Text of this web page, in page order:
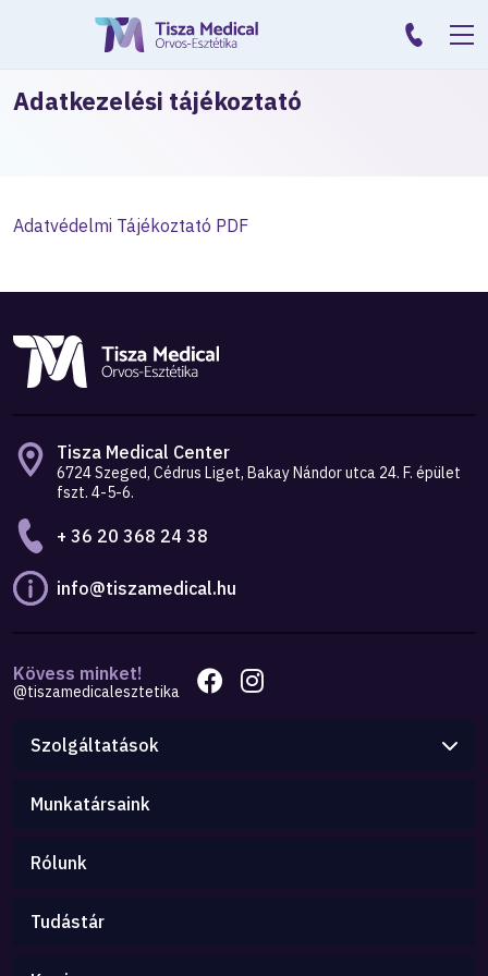
Adatkezelési tájékoztató
Adatvédelmi Tájékoztató PDF
Tisza Medical Center
6724 Szeged, Cédrus Liget, Bakay Nándor utca 24. F. épület
fszt. 4-5-6.
+ 36 20 368 24 38
info@tiszamedical.hu
Kövess minket!
@tiszamedicalesztetika
Szolgáltatások
Munkatársaink
Rólunk
Tudástár